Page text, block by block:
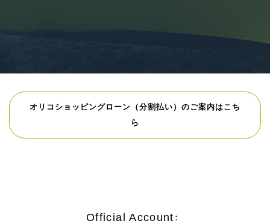
オリコショッピングローン（分割払い）のご案内はこち
ら
Official Account：